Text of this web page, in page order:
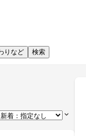
りなど 検索